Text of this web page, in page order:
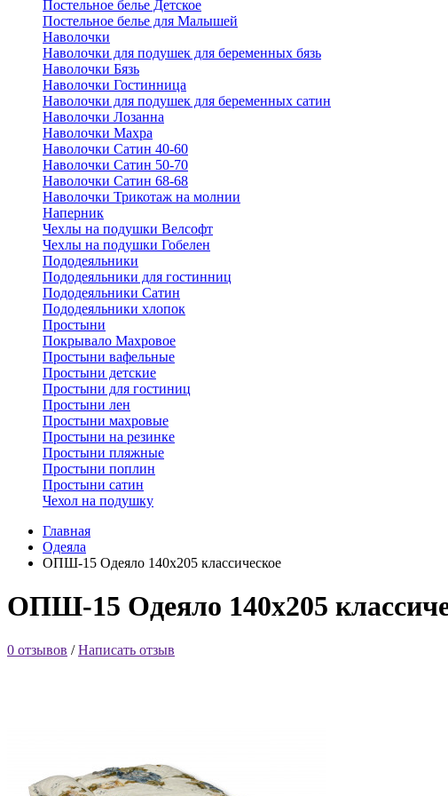
Постельное белье Детское
Постельное белье для Малышей
Наволочки
Наволочки для подушек для беременных бязь
Наволочки Бязь
Наволочки Гостинница
Наволочки для подушек для беременных сатин
Наволочки Лозанна
Наволочки Махра
Наволочки Сатин 40-60
Наволочки Сатин 50-70
Наволочки Сатин 68-68
Наволочки Трикотаж на молнии
Наперник
Чехлы на подушки Велсофт
Чехлы на подушки Гобелен
Пододеяльники
Пододеяльники для гостинниц
Пододеяльники Сатин
Пододеяльники хлопок
Простыни
Покрывало Махровое
Простыни вафельные
Простыни детские
Простыни для гостиниц
Простыни лен
Простыни махровые
Простыни на резинке
Простыни пляжные
Простыни поплин
Простыни сатин
Чехол на подушку
Главная
Одеяла
ОПШ-15 Одеяло 140х205 классическое
ОПШ-15 Одеяло 140х205
0 отзывов /Написать отзыв